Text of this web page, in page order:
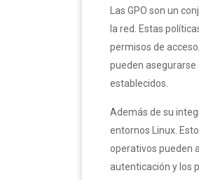
Las GPO son un
la red. Estas
permisos de
pueden asegurarse
establecidos.
Además de su
entornos Linux.
operativos pueden
autenticación y los